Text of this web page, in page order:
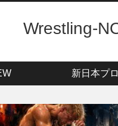
Wrestling-
新日本プ